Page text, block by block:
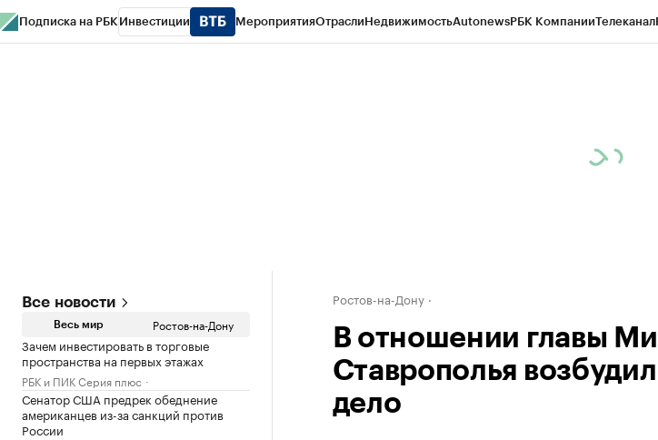
Подписка на РБК Инвестиции МероприятияОтраслиНедвижимостьAutonewsРБК КомпанииТелеканал
Все новости
Весь мир Ростов-на-Дону
Зачем инвестировать в торговые
пространства на первых этажах
РБК и ПИК Серия плюс
Сенатор США предрек обеднение
американцев из-за санкций против
России
Ростов-на-Дону
В отношении главы
Ставрополья
дело